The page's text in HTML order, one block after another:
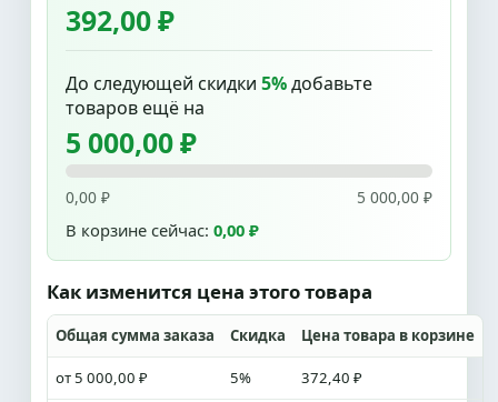
392,00 ₽
До следующей скидки 5%добавьте
товаров ещё на
5 000,00 ₽
0,00 ₽ 5 000,00 ₽
В корзине сейчас: 0,00 ₽
Как изменится цена этого товара
Общая сумма заказа Скидка Цена товара в корзине
от 5 000,00 ₽ 5% 372,40 ₽